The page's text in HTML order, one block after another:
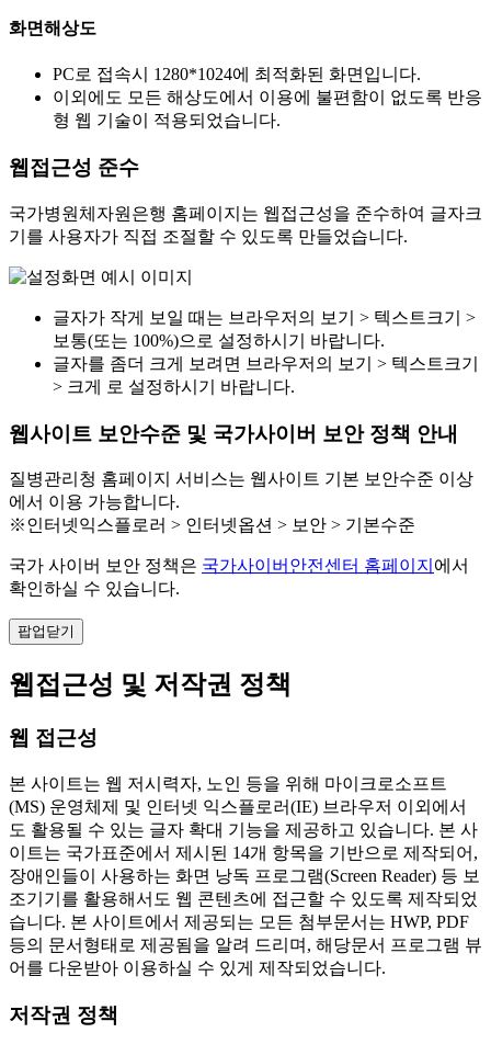
화면해상도
PC로 접속시 1280*1024에 최적화된 화면입니다.
이외에도 모든 해상도에서 이용에 불편함이 없도록 반응
형 웹 기술이 적용되었습니다.
웹접근성 준수
국가병원체자원은행 홈페이지는 웹접근성을 준수하여 글자크
기를 사용자가 직접 조절할 수 있도록 만들었습니다.
글자가 작게 보일 때는 브라우저의 보기 > 텍스트크기 >
보통(또는 100%)으로 설정하시기 바랍니다.
글자를 좀더 크게 보려면 브라우저의 보기 > 텍스트크기
> 크게 로 설정하시기 바랍니다.
웹사이트 보안수준 및 국가사이버 보안 정책 안내
질병관리청 홈페이지 서비스는 웹사이트 기본 보안수준 이상
에서 이용 가능합니다.
※인터넷익스플로러 > 인터넷옵션 > 보안 > 기본수준
국가 사이버 보안 정책은 국가사이버안전센터 홈페이지 에서
확인하실 수 있습니다.
팝업닫기
웹접근성 및 저작권 정책
웹 접근성
본 사이트는 웹 저시력자, 노인 등을 위해 마이크로소프트
(MS) 운영체제 및 인터넷 익스플로러(IE) 브라우저 이외에서
도 활용될 수 있는 글자 확대 기능을 제공하고 있습니다. 본 사
이트는 국가표준에서 제시된 14개 항목을 기반으로 제작되어,
장애인들이 사용하는 화면 낭독 프로그램(Screen Reader) 등 보
조기기를 활용해서도 웹 콘텐츠에 접근할 수 있도록 제작되었
습니다. 본 사이트에서 제공되는 모든 첨부문서는 HWP, PDF
등의 문서형태로 제공됨을 알려 드리며, 해당문서 프로그램 뷰
어를 다운받아 이용하실 수 있게 제작되었습니다.
저작권 정책